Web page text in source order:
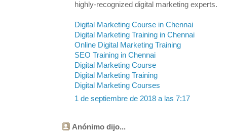
highly-recognized digital marketing experts.
Digital Marketing Course in Chennai
Digital Marketing Training in Chennai
Online Digital Marketing Training
SEO Training in Chennai
Digital Marketing Course
Digital Marketing Training
Digital Marketing Courses
1 de septiembre de 2018 a las 7:17
Anónimo dijo...